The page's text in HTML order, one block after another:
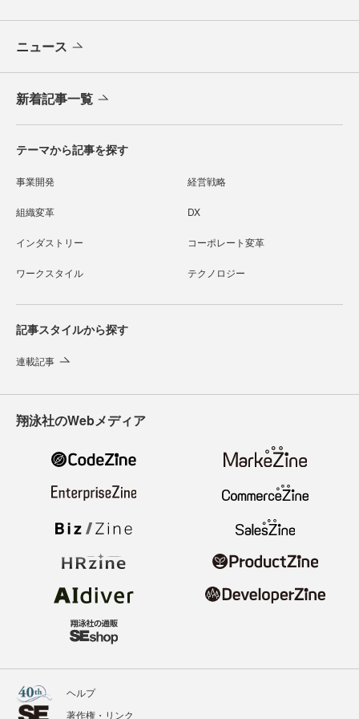
ニュース
新着記事一覧
テーマから記事を探す
事業開発 経営戦略
組織変革 DX
インダストリー コーポレート変革
ワークスタイル テクノロジー
記事スタイルから探す
連載記事
翔泳社のWebメディア
ヘルプ
著作権・リンク